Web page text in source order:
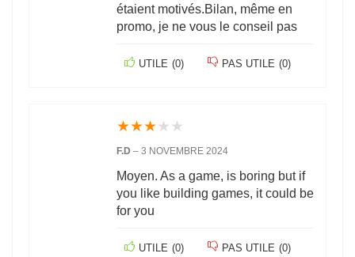
étaient motivés.Bilan, même en
promo, je ne vous le conseil pas
UTILE (0) PAS UTILE (0)
★★★★ ★
F.D – 3 NOVEMBRE 2024
Moyen. As a game, is boring but if
you like building games, it could be
for you
UTILE (0) PAS UTILE (0)